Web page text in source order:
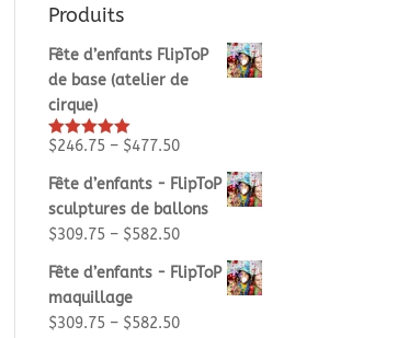
Produits
Fête d’enfants FlipToP
de base (atelier de
cirque)
Rated 5.00
$246.75 – $477.50
Fête d’enfants - FlipToP
sculptures de ballons
$309.75 – $582.50
Fête d’enfants - FlipToP
maquillage
$309.75 – $582.50